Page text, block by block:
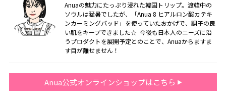
Anuaの魅力にたっぷり浸れた韓国トリップ。渡韓中の
ソウルは猛暑でしたが、「Anua 8 ヒアルロン酸カテキ
ンカーミングパッド」を使っていたおかげで、調子の良
い肌をキープできました☆ 今後も日本人のニーズに沿
うプロダクトを展開予定とのことで、Anuaからますま
す目が離せません！
Anua公式オンラインショップはこちら